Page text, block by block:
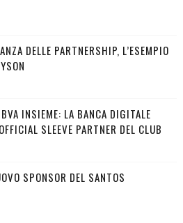
DELLE PARTNERSHIP, L’ESEMPIO
INSIEME: LA BANCA DIGITALE
SLEEVE PARTNER DEL CLUB
SPONSOR DEL SANTOS